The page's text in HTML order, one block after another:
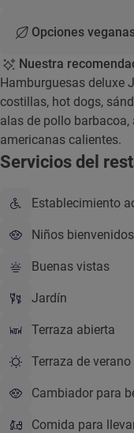
Opciones
Nuestra
Hamburguesas deluxe
costillas, hot dogs,
alas de pollo
americanas calientes.
Servicios del
Establecimiento
Niños bienvenidos
Buenas vistas
Jardín
Terraza abierta
Terraza de verano
Cambiador para
Comida para